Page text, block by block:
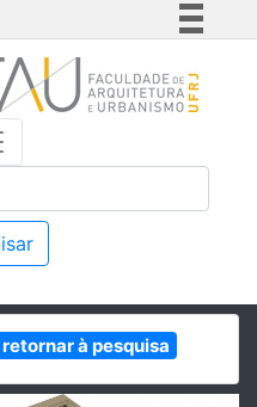
Simplifique!
Comunica BR
Acesso à informação
retornar à pesquisa